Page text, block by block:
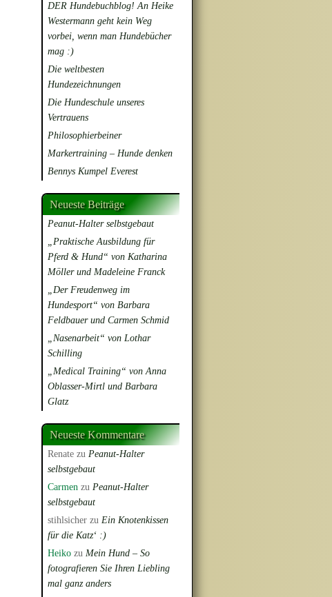
DER Hundebuchblog! An Heike
Westermann geht kein Weg
vorbei, wenn man Hundebücher
mag :)
Die weltbesten
Hundezeichnungen
Die Hundeschule unseres
Vertrauens
Philosophierbeiner
Markertraining – Hunde denken
Bennys Kumpel Everest
Neueste Beiträge
Peanut-Halter selbstgebaut
„Praktische Ausbildung für
Pferd & Hund“ von Katharina
Möller und Madeleine Franck
„Der Freudenweg im
Hundesport“ von Barbara
Feldbauer und Carmen Schmid
„Nasenarbeit“ von Lothar
Schilling
„Medical Training“ von Anna
Oblasser-Mirtl und Barbara
Glatz
Neueste Kommentare
Renate zu Peanut-Halter
selbstgebaut
Carmen zu Peanut-Halter
selbstgebaut
stihlsicher zu Ein Knotenkissen
für die Katz‘ :)
Heiko zu Mein Hund – So
fotografieren Sie Ihren Liebling
mal ganz anders